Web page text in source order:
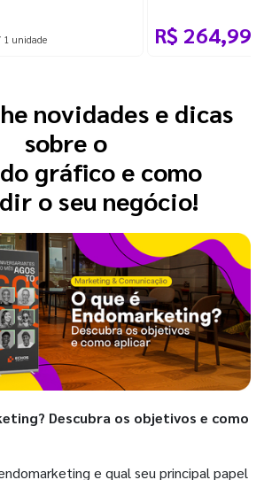
1 unidade R$ 264,99
novidades e dicas
sobre o
gráfico e como
o seu negócio!
Descubra os objetivos e como
e qual seu principal papel